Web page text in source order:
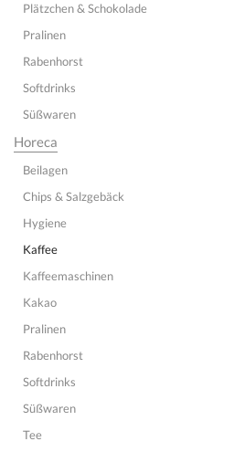
Plätzchen & Schokolade
Pralinen
Rabenhorst
Softdrinks
Süßwaren
Horeca
Beilagen
Chips & Salzgebäck
Hygiene
Kaffee
Kaffeemaschinen
Kakao
Pralinen
Rabenhorst
Softdrinks
Süßwaren
Tee